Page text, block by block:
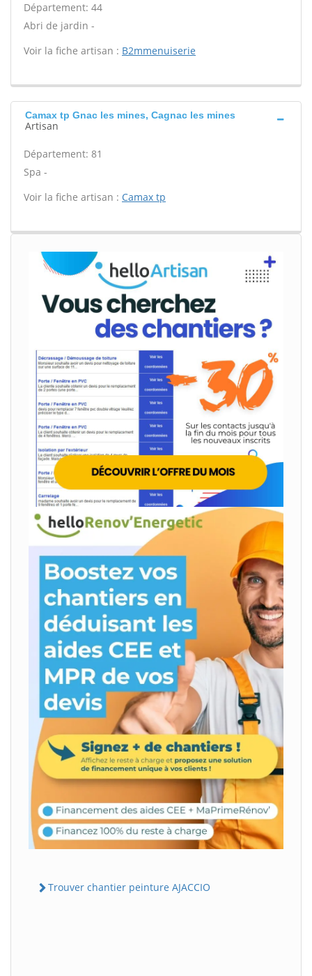
Département: 44
Abri de jardin -
Voir la fiche artisan : B2mmenuiserie
Camax tp Gnac les mines, Cagnac les mines
Artisan
Département: 81
Spa -
Voir la fiche artisan : Camax tp
Trouver chantier peinture AJACCIO